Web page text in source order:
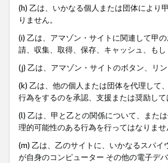
(h) 乙は、いかなる個人または団体により
りません。
(i) 乙は、アマゾン・サイトに関連して甲
請、収集、取得、保存、キャッシュ、もし
(j) 乙は、アマゾン・サイトのボタン、リ
(k) 乙は、他の個人または団体を代理して
行為をするのを承認、支援または奨励して
(l) 乙は、甲と乙との関係について、また
理的可能性のある行為を行ってはなりませ
(m) 乙は、乙のサイトに、いかなるスパ
が自身のコンピューター その他の電子デ